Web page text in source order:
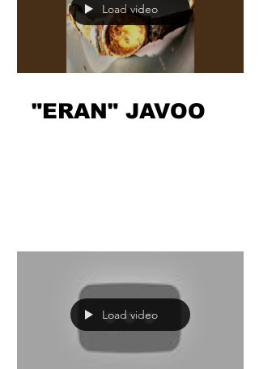
maduras, pero desaparecen...